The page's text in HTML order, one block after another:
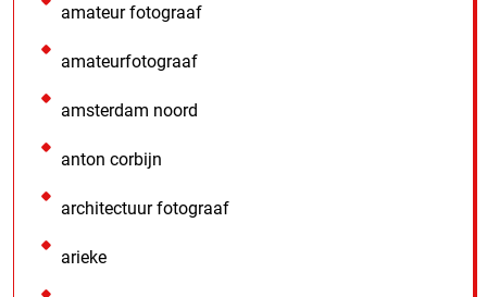
amateur fotograaf
amateurfotograaf
amsterdam noord
anton corbijn
architectuur fotograaf
arieke